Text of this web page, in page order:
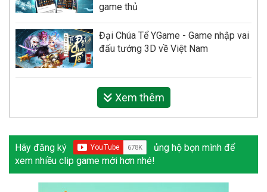
game thủ
Đại Chúa Tể YGame - Game nhập vai
đấu tướng 3D về Việt Nam
Xem thêm
Hãy đăng ký
ủng hộ bọn mình để
xem nhiều clip game mới hơn nhé!